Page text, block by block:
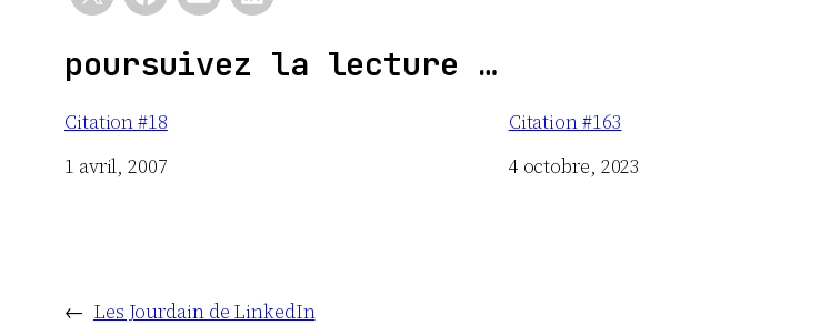
poursuivez la lecture …
Citation #18
Date
1 avril, 2007
Citation #163
Date
4 octobre, 2023
← Les Jourdain de LinkedIn